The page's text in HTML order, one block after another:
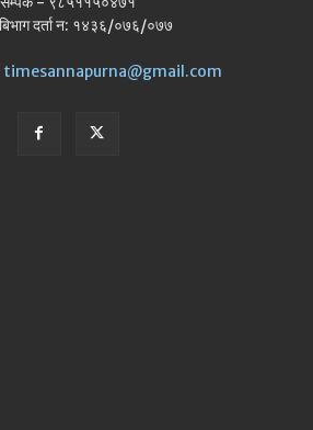
दर्ता न: १४३६/०७६/०७७
timesannapurna@gmail.com